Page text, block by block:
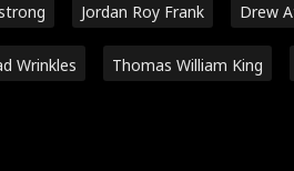
Jordan Roy Frank Drew
Wrinkles Thomas William King